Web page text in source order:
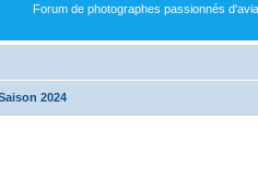
Forum de photographes passionnés
2024